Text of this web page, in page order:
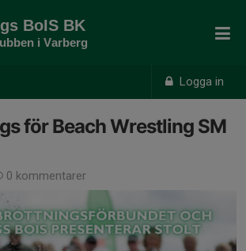
Logga in
BoIS BK
i Varberg
för Beach Wrestling SM
0 kommentarer